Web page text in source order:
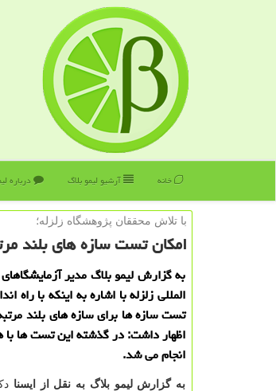
خانه آرشیو لیمو بلاگ درباره
با تلاش محققان پژوهشگاه زلزله؛
امكان تست سازه های بلند
به گزارش لیمو بلاگ مدیر
المللی زلزله با اشاره به اینكه با راه
تست سازه ها برای سازه های بلند
انجام می شد.
به گزارش لیمو بلاگ به نقل از ایسنا